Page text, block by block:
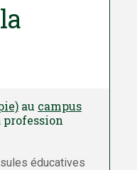
au campus
éducatives